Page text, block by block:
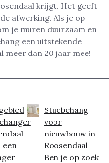
krijgt. Het geeft
afwerking. Als je op
je muren duurzaam en
een uitstekende
meer dan 20 jaar mee!
een
Stucbehang
voor
nieuwbouw in
Roosendaal
Ben je op zoek